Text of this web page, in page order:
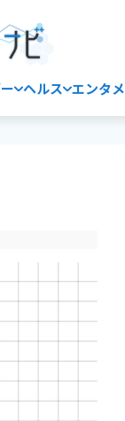
ヘルス エンタメ